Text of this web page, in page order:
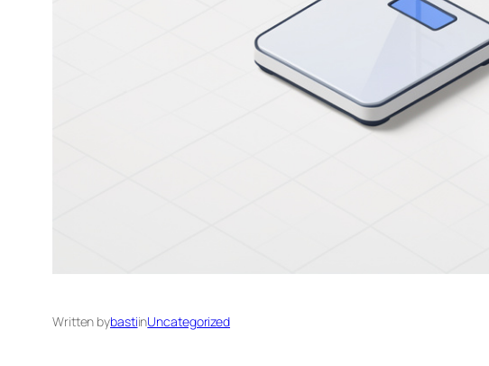
Written bybastiinUncategorized